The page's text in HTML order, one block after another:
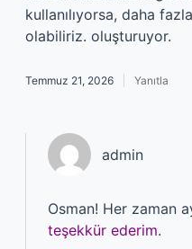
kullanılıyorsa, daha
olabiliriz. oluşturuyor.
Temmuz 21, 2026 Yanıtla
admin
Osman! Her zaman
teşekkür ederim.